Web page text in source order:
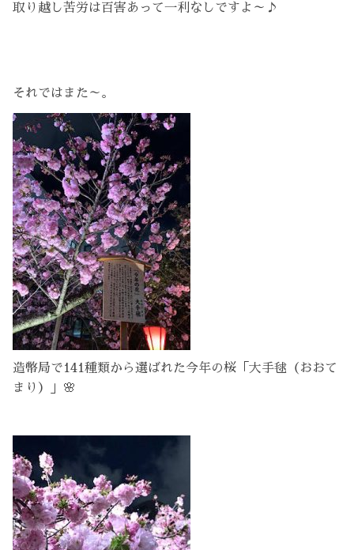
取り越し苦労は百害あって一利なしですよ～♪
それではまた～。
造幣局で141種類から選ばれた今年の桜「大手毬（おおて
まり）」🌸